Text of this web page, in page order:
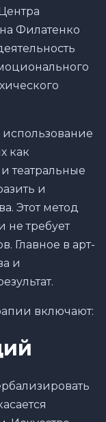
Филатенко
использование
как
театральные
и
Этот метод
не требует
Главное в арт-
и
включают: